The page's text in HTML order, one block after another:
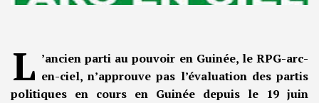
L ’ancien parti au pouvoir en Guinée, le RPG-arc-
en-ciel, n’approuve pas l’évaluation des partis
politiques en cours en Guinée depuis le 19 juin